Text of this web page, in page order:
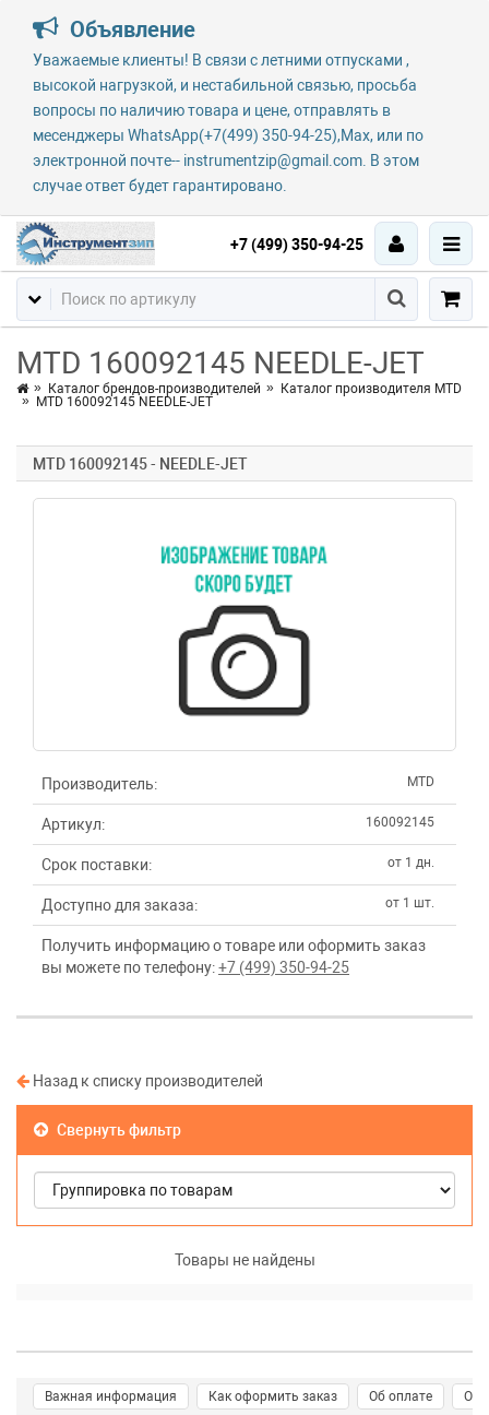
Объявление
Уважаемые клиенты! В связи с летними отпусками ,
высокой нагрузкой, и нестабильной связью, просьба
вопросы по наличию товара и цене, отправлять в
месенджеры WhatsApp(+7(499) 350-94-25),Max, или по
электронной почте-- instrumentzip@gmail.com. В этом
случае ответ будет гарантировано.
+7 (499) 350-94-25
MTD 160092145 NEEDLE-JET
Каталог брендов-производителей
Каталог производителя MTD
MTD 160092145 NEEDLE-JET
MTD 160092145 - NEEDLE-JET
Производитель: MTD
Артикул: 160092145
Срок поставки: от 1 дн.
Доступно для заказа: от 1 шт.
Получить информацию о товаре или оформить заказ
вы можете по телефону:+7 (499) 350-94-25
Назад к списку производителей
Свернуть фильтр
Товары не найдены
Важная информация Как оформить заказ Об оплате О